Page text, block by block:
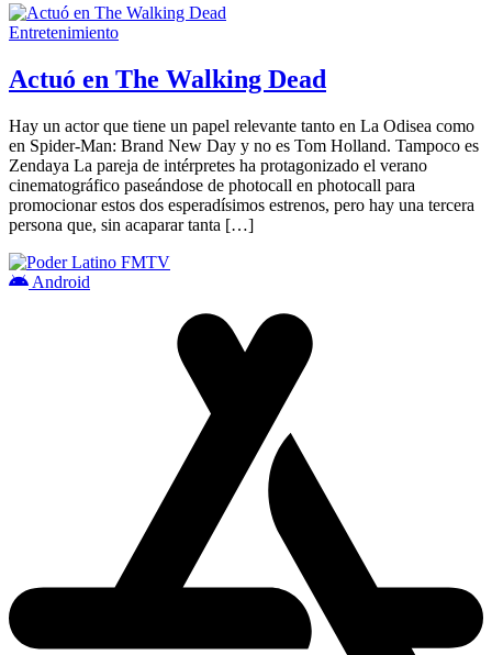
Entretenimiento
Actuó en The Walking Dead
Hay un actor que tiene un papel relevante tanto en La Odisea como
en Spider-Man: Brand New Day y no es Tom Holland. Tampoco es
Zendaya La pareja de intérpretes ha protagonizado el verano
cinematográfico paseándose de photocall en photocall para
promocionar estos dos esperadísimos estrenos, pero hay una tercera
persona que, sin acaparar tanta […]
Android